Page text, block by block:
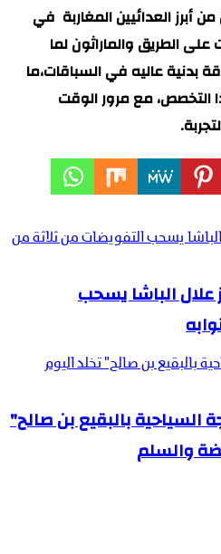
أبرز العدائيين المغاربة في
الطريق والماراثون لما
عاليه في السباقات،ما
مع مرور الوقت
الباشا يسحب التفويضات من ثلاثة من
علال الباشا يسحب
بالبقيع بن صالح" تخلد اليوم
السياحية بالبقيع بن صالح"
والسلم